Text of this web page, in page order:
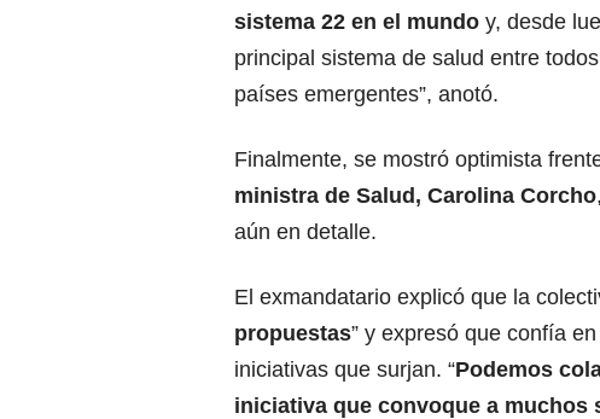
sistema 22 en el mundo y, desde
principal sistema de salud entre
países emergentes”, anotó.
Finalmente, se mostró optimista
ministra de Salud, Carolina Corcho
aún en detalle.
El exmandatario explicó que la
propuestas” y expresó que confía
iniciativas que surjan. “Podemos
iniciativa que convoque a